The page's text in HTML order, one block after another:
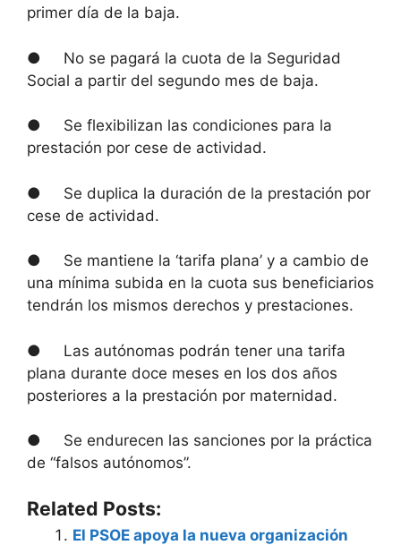
primer día de la baja.
● No se pagará la cuota de la Seguridad
Social a partir del segundo mes de baja.
● Se flexibilizan las condiciones para la
prestación por cese de actividad.
● Se duplica la duración de la prestación por
cese de actividad.
● Se mantiene la ‘tarifa plana’ y a cambio de
una mínima subida en la cuota sus beneficiarios
tendrán los mismos derechos y prestaciones.
● Las autónomas podrán tener una tarifa
plana durante doce meses en los dos años
posteriores a la prestación por maternidad.
● Se endurecen las sanciones por la práctica
de “falsos autónomos”.
Related Posts:
El PSOE apoya la nueva organización